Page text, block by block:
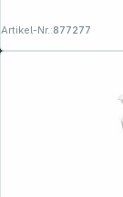
Artikel-Nr.:877277